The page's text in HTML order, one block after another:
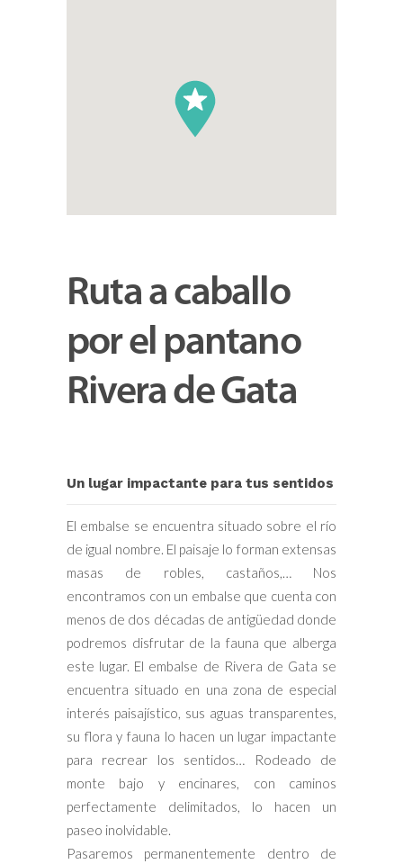
Ruta a caballo
por el pantano
Rivera de Gata
Un lugar impactante para tus sentidos
El embalse se encuentra situado sobre el río
de igual nombre. El paisaje lo forman extensas
masas de robles, castaños,… Nos
encontramos con un embalse que cuenta con
menos de dos décadas de antigüedad donde
podremos disfrutar de la fauna que alberga
este lugar. El embalse de Rivera de Gata se
encuentra situado en una zona de especial
interés paisajístico, sus aguas transparentes,
su flora y fauna lo hacen un lugar impactante
para recrear los sentidos… Rodeado de
monte bajo y encinares, con caminos
perfectamente delimitados, lo hacen un
paseo inolvidable.
Pasaremos permanentemente dentro de